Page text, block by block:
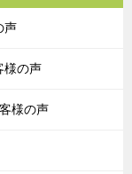
声
様の声
様の声